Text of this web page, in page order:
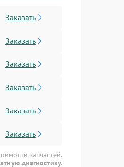
Заказать
Заказать
Заказать
Заказать
Заказать
Заказать
запчастей.
диагностику.